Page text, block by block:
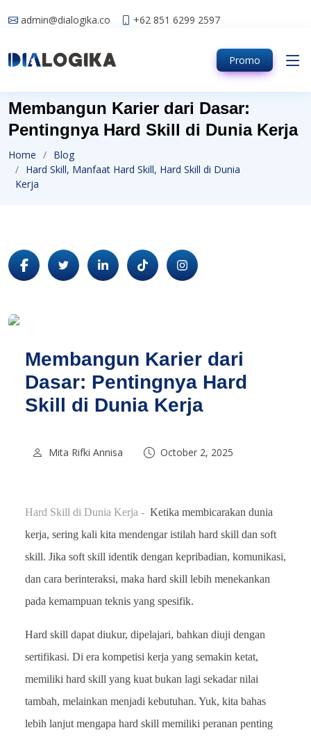
admin@dialogika.co +62 851 6299 2597
Promo
Membangun Karier dari Dasar:
Pentingnya Hard Skill di Dunia Kerja
Home
Blog
Hard Skill, Manfaat Hard Skill, Hard Skill di Dunia
Kerja
Membangun Karier dari
Dasar: Pentingnya Hard
Skill di Dunia Kerja
Mita Rifki Annisa October 2, 2025
Hard Skill di Dunia Kerja - Ketika membicarakan dunia
kerja, sering kali kita mendengar istilah hard skill dan soft
skill. Jika soft skill identik dengan kepribadian, komunikasi,
dan cara berinteraksi, maka hard skill lebih menekankan
pada kemampuan teknis yang spesifik.
Hard skill dapat diukur, dipelajari, bahkan diuji dengan
sertifikasi. Di era kompetisi kerja yang semakin ketat,
memiliki hard skill yang kuat bukan lagi sekadar nilai
tambah, melainkan menjadi kebutuhan. Yuk, kita bahas
lebih lanjut mengapa hard skill memiliki peranan penting